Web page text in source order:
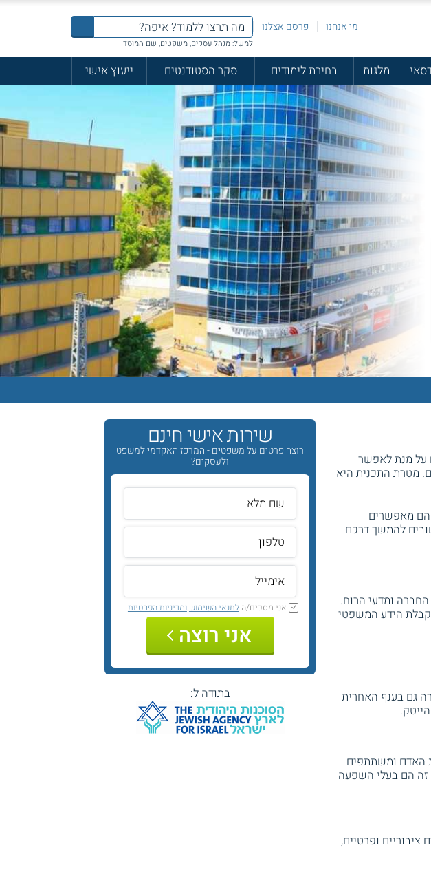
מי אנחנו פרסם אצלנו
למשל: מנהל עסקים, משפטים, שם המוסד
מלגות בחירת לימודים סקר הסטודנטים
ייעוץ אישי
גן. המרכז הוקם על מנת לאפשר
מטרת התכנית היא
הם מאפשרים
להמשך דרכם
ומדעי הרוח.
קבלת הידע המשפטי
גם בענף האחרית
האדם ומשתתפים
זה הם בעלי השפעה
ופרטיים,
שירות אישי חינם
רוצה פרטים על משפטים - המרכז האקדמי למשפט
ולעסקים?
אני מסכים/הלתנאי השימוש ומדיניות הפרטיות
אני רוצה
בתודה ל: